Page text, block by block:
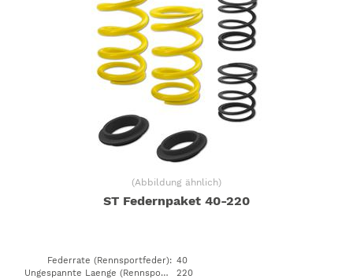
(Abbildung ähnlich)
ST Federnpaket 40-220
Federrate (Rennsportfeder): 40
Ungespannte Laenge (Rennsportfeder)
220